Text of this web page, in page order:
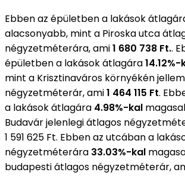
Ebben az épületben a lakások
alacsonyabb, mint a Piroska utca
négyzetméterára, ami1 680 738 Ft..
épületben a lakások átlagára14.12%-
mint a Krisztinaváros környékén
négyzetméterár, ami1 464 115 Ft.
a lakások átlagára 4.98%-kal
Budavár jelenlegi átlagos
1 591 625 Ft. Ebben az utcában a
négyzetméterára 33.03%-kal
budapesti átlagos négyzetméterár,